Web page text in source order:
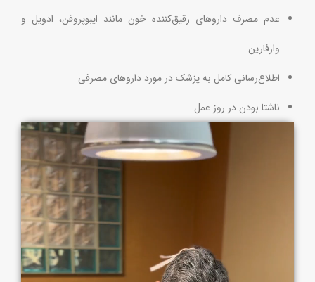
عدم مصرف داروهای رقیق‌کننده خون مانند ایبوپروفن، ادویل و
وارفارین
اطلاع‌رسانی کامل به پزشک در مورد داروهای مصرفی
ناشتا بودن در روز عمل